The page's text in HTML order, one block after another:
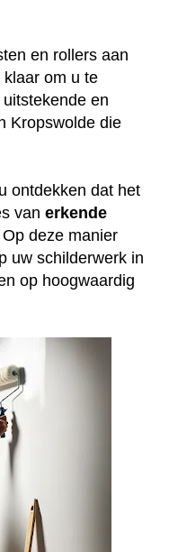
en rollers aan
om u te
en
Kropswolde die
ontdekken dat het
van erkende
Op deze manier
uw schilderwerk in
op hoogwaardig